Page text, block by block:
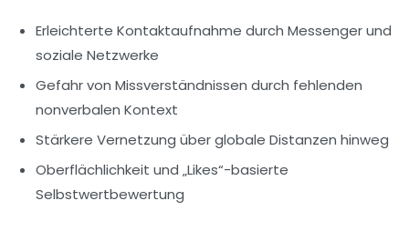
Erleichterte Kontaktaufnahme durch Messenger und
soziale Netzwerke
Gefahr von Missverständnissen durch fehlenden
nonverbalen Kontext
Stärkere Vernetzung über globale Distanzen hinweg
Oberflächlichkeit und „Likes“-basierte
Selbstwertbewertung